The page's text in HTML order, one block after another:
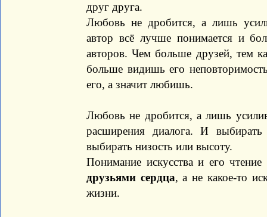
друг друга.
Любовь не дробится, а лишь
автор всё лучше понимается и
авторов. Чем больше друзей, тем
больше видишь его
его, а значит любишь.
Любовь не дробится, а лишь
расширения диалога. И
выбирать низость или высоту.
Понимание искусства и его
друзьями сердца, а не какое-то
жизни.